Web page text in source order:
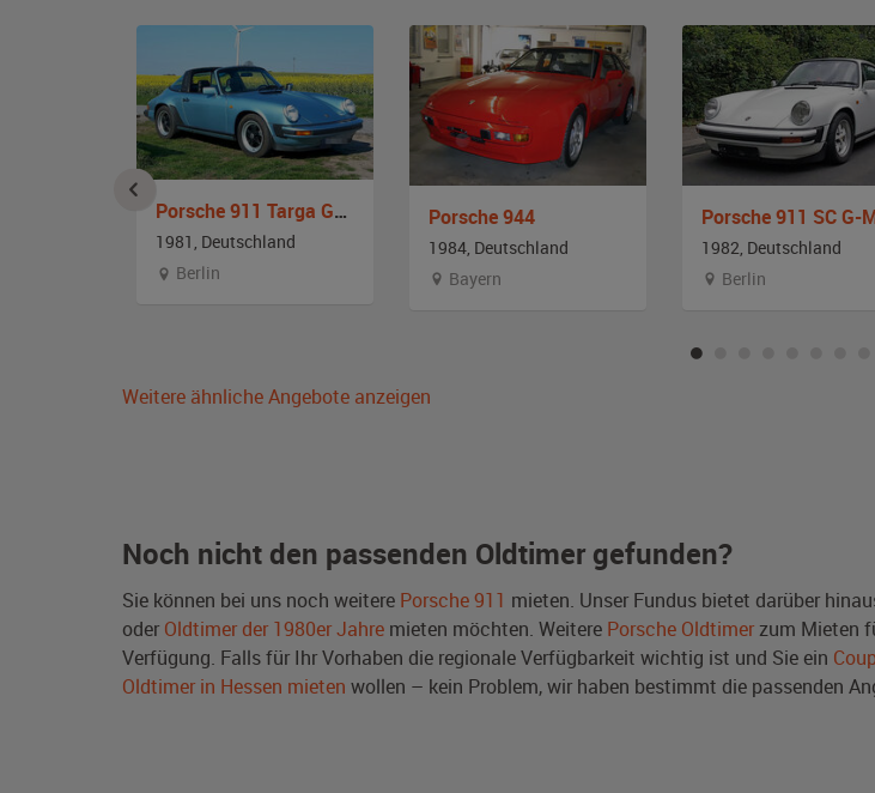
Porsche 911 Targa G-Modell
1981, Deutschland
Berlin
Porsche 944
1984, Deutschland
Bayern
1982, Deutschland
Berlin
Weitere ähnliche Angebote anzeigen
Noch nicht den passenden Oldtimer gefunden?
Sie können bei uns noch weitere Porsche 911 mieten. Unser Fundus bietet darüber
oder Oldtimer der 1980er Jahre mieten möchten. Weitere Porsche Oldtimer zum Mieten
Verfügung. Falls für Ihr Vorhaben die regionale Verfügbarkeit wichtig ist und Sie ein
Oldtimer in Hessen mieten wollen – kein Problem, wir haben bestimmt die passenden